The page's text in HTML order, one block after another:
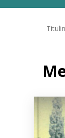
ELVIS atvyksta
Naujienos
Bibliotekoms